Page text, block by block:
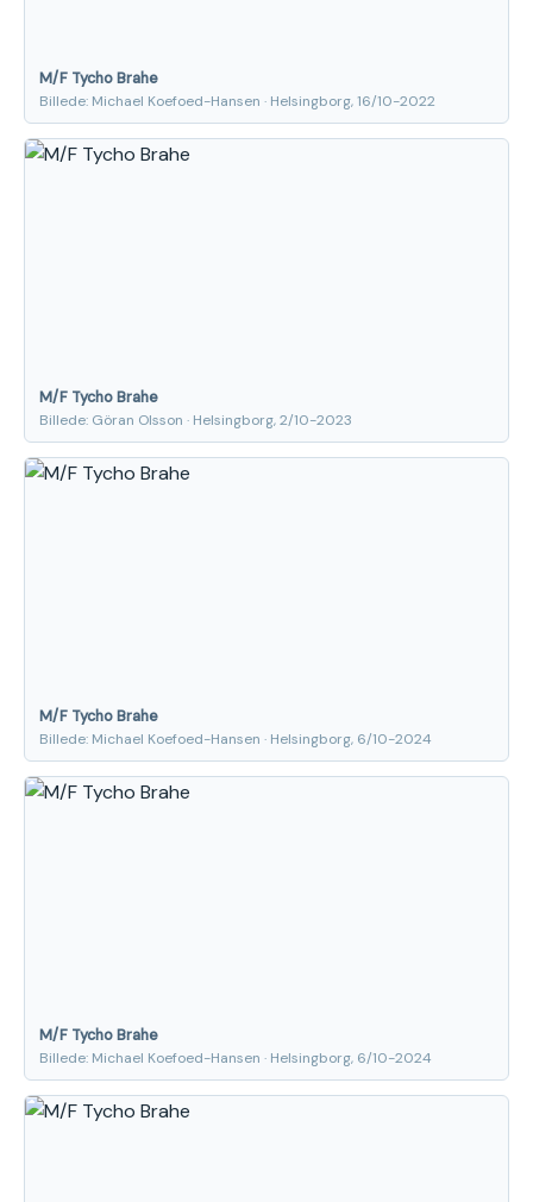
M/F Tycho Brahe
Billede: Michael Koefoed-Hansen · Helsingborg, 16/10-2022
M/F Tycho Brahe
Billede: Göran Olsson · Helsingborg, 2/10-2023
M/F Tycho Brahe
Billede: Michael Koefoed-Hansen · Helsingborg, 6/10-2024
M/F Tycho Brahe
Billede: Michael Koefoed-Hansen · Helsingborg, 6/10-2024